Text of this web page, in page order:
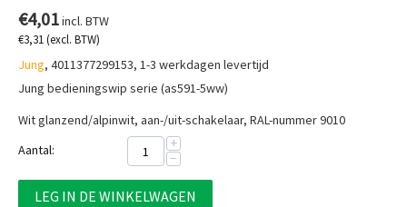
€4,01incl. BTW
€3,31(excl. BTW)
Jung, 4011377299153, 1-3 werkdagen levertijd
Jung bedieningswip serie (as591-5ww)
Wit glanzend/alpinwit, aan-/uit-schakelaar, RAL-nummer 9010
Aantal:
+
−
LEG IN DE WINKELWAGEN